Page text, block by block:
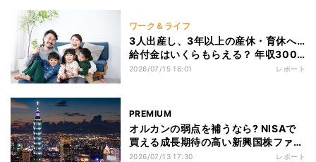
ワーク＆ライフ
3人出産し、3年以上の産休・育休へ…
給付金はいくらもらえる？ 年収300
万・400万・500万円で試算してみ
2026/07/15 16:01 レポート
PREMIUM
オルカンの弱点を補うなら? NISAで
買える成長期待の高い新興国株ファン
ド5選
2026/07/13 17:30 レポート